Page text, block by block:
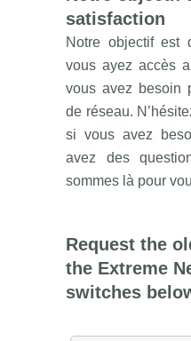
satisfaction
Notre objectif est
vous ayez accès
vous avez besoin
de réseau.
si vous avez
avez des
sommes là pour
Request the
the Extreme
switches